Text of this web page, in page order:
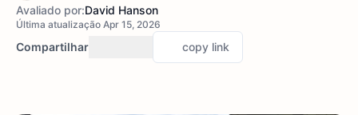
Avaliado por:David Hanson
Última atualização Apr 15, 2026
Compartilhar copy link